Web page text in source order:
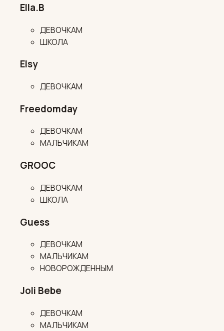
Ella.B
ДЕВОЧКАМ
ШКОЛА
Elsy
ДЕВОЧКАМ
Freedomday
ДЕВОЧКАМ
МАЛЬЧИКАМ
GROOC
ДЕВОЧКАМ
ШКОЛА
Guess
ДЕВОЧКАМ
МАЛЬЧИКАМ
НОВОРОЖДЕННЫМ
Joli Bebe
ДЕВОЧКАМ
МАЛЬЧИКАМ